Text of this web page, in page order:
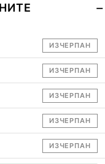
ИЗЧЕРПАН
ИЗЧЕРПАН
ИЗЧЕРПАН
ИЗЧЕРПАН
ИЗЧЕРПАН